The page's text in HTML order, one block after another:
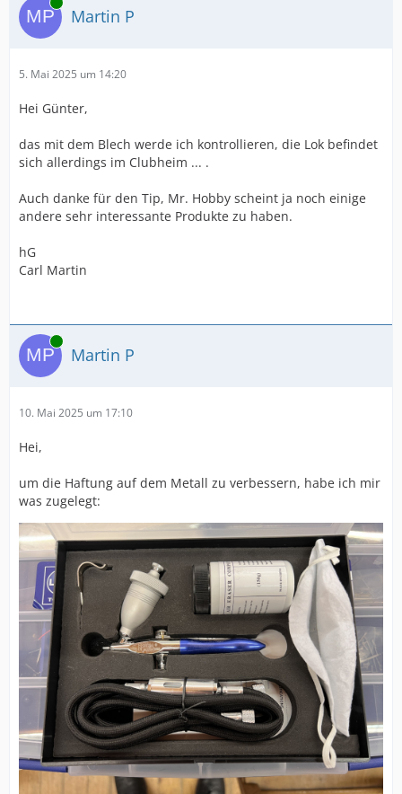
Martin P
5. Mai 2025 um 14:20
Hei Günter,
das mit dem Blech werde ich kontrollieren, die Lok befindet
sich allerdings im Clubheim ... .
Auch danke für den Tip, Mr. Hobby scheint ja noch einige
andere sehr interessante Produkte zu haben.
hG
Carl Martin
Online
Martin P
10. Mai 2025 um 17:10
Hei,
um die Haftung auf dem Metall zu verbessern, habe ich mir
was zugelegt: